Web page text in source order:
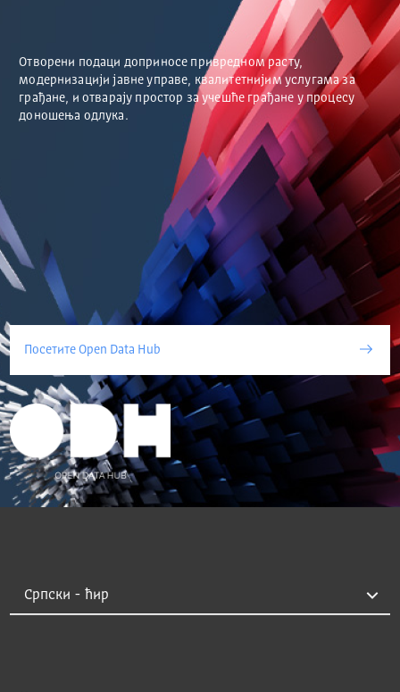
Отворени подаци доприносе привредном расту,
модернизацији јавне управе, квалитетнијим услугама за
грађане, и отварају простор за учешће грађане у процесу
доношења одлука.
Посетите Open Data Hub